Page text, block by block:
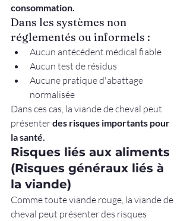
consommation.
Dans les systèmes non
réglementés ou informels :
Aucun antécédent médical fiable
Aucun test de résidus
Aucune pratique d'abattage
normalisée
Dans ces cas, la viande de cheval peut
présenter des risques importants pour
la santé.
Risques liés aux aliments
(Risques généraux liés à
la viande)
Comme toute viande rouge, la viande de
cheval peut présenter des risques